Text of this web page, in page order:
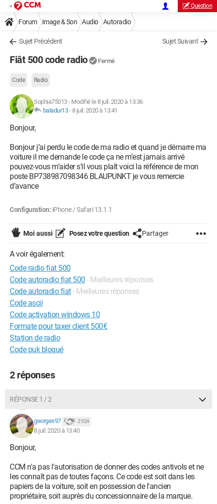
Question
Forum Image & Son Audio Autoradio
Sujet Précédent Sujet Suivant
Fiât 500 code radio Fermé
Code Radio
Sophia75013- Modifié le 8 juil. 2020 à 13:36
baladur13-8 juil. 2020 à 13:41
Bonjour,
Bonjour j’ai perdu le code de ma radio et quand je démarre ma
voiture il me demande le code ça ne m’est jamais arrivé
pouvez-vous m’aider s’il vous plaît voici la référence de mon
poste BP738987098346 BLAUPUNKT je vous remercie
d’avance
Configuration: iPhone / Safari 13.1.1
Moi aussi Posez votre question Partager
A voir également:
Code radio fiat 500
Code autoradio fiat 500 - Meilleures réponses
Code autoradio fiat- Meilleures réponses
Code ascii
Code activation windows 10
Formate pour taxer client 500€
Station de radio
Code puk bloqué
2 réponses
RÉPONSE 1 / 2
georges97 2 924
8 juil. 2020 à 13:40
Bonjour,
CCM n'a pas l'autorisation de donner des codes antivols et ne
les connaît pas de toutes façons. Ce code est soit dans les
papiers de la voiture, soit en possession de l'ancien
propriétaire, soit auprès du concessionnaire de la marque.